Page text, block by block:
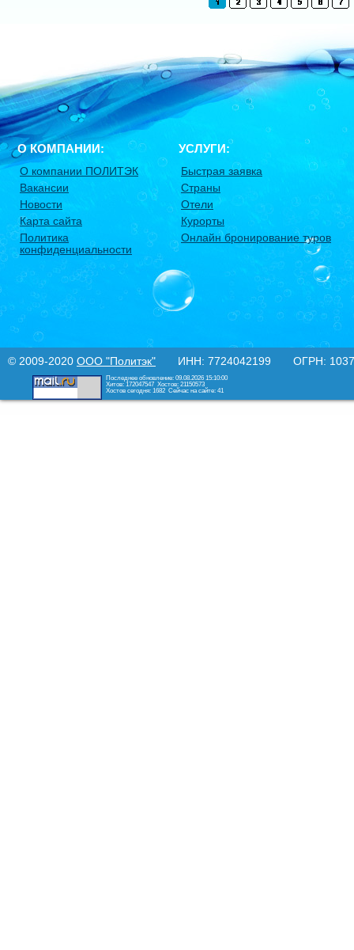
О КОМПАНИИ:
О компании ПОЛИТЭК
Вакансии
Новости
Карта сайта
Политика
конфиденциальности
УСЛУГИ:
Быстрая заявка
Страны
Отели
Курорты
Онлайн бронирование туров
© 2009-2020 ООО "Политэк" ИНН: 7724042199 ОГРН:
Последнее обновление: 09.08.2026 15:10:00
Хитов: 172047547 Хостов: 21150573
Хостов сегодня: 1682 Сейчас на сайте: 41